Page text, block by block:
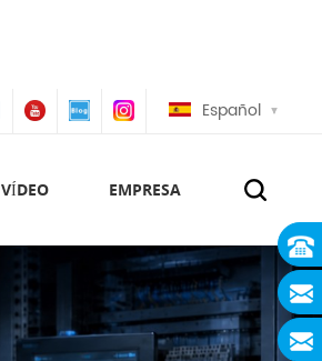
Español
VÍDEO EMPRESA